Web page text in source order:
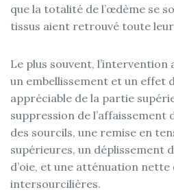
que la totalité de l’œdème se
tissus aient retrouvé toute leur
Le plus souvent, l’intervention
un embellissement et un effet
appréciable de la partie
suppression de l’affaissement
des sourcils, une remise en
supérieures, un déplissement
d’oie, et une atténuation
intersourcilières.